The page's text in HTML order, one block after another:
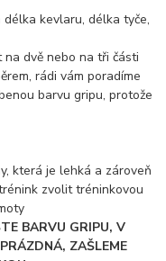
kevlaru, délka tyče,
dvě nebo na tři části
rádi vám poradíme
barvu gripu, protože
která je lehká a zároveň
zvolit tréninkovou
BARVU GRIPU, V
ZAŠLEME